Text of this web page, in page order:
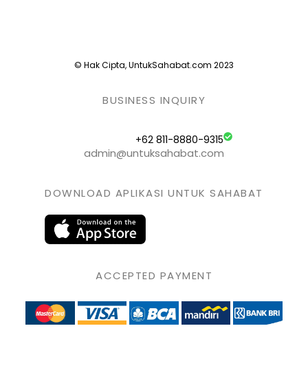
© Hak Cipta, UntukSahabat.com 2023
BUSINESS INQUIRY
+62 811-8880-9315
admin@untuksahabat.com
DOWNLOAD APLIKASI UNTUK SAHABAT
ACCEPTED PAYMENT